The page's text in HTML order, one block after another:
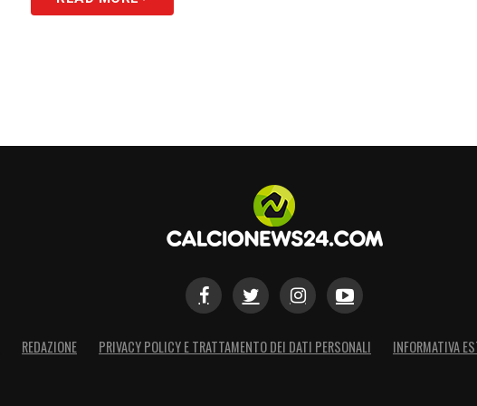
REDAZIONE PRIVACY POLICY E TRATTAMENTO DEI DATI PERSONALI INFORMATIVA